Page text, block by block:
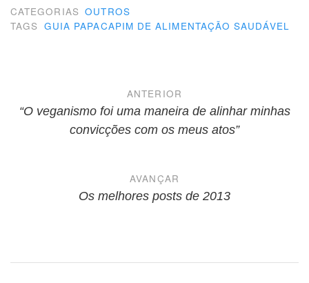
CATEGORIAS OUTROS
TAGS GUIA PAPACAPIM DE ALIMENTAÇÃO SAUDÁVEL
Navegação
de
ANTERIOR
“O veganismo foi uma maneira de alinhar minhas
convicções com os meus atos”
AVANÇAR
Os melhores posts de 2013